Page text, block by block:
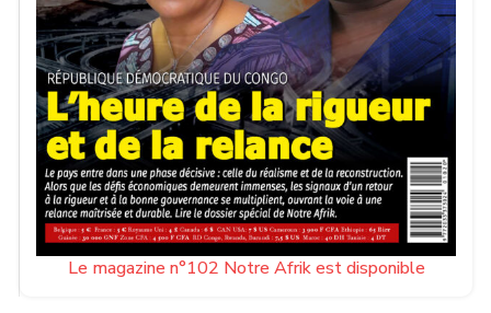
Le magazine n°102 Notre Afrik est disponible